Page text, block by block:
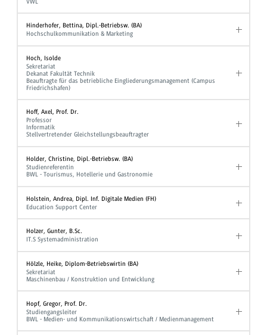
Hinderhofer, Bettina, Dipl.-Betriebsw. (BA)
Hochschulkommunikation & Marketing
Hoch, Isolde
Sekretariat
Dekanat Fakultät Technik
Beauftragte für das betriebliche Eingliederungsmanagement (Campus
Friedrichshafen)
Hoff, Axel, Prof. Dr.
Professor
Informatik
Stellvertretender Gleichstellungsbeauftragter
Holder, Christine, Dipl.-Betriebsw. (BA)
Studienreferentin
BWL - Tourismus, Hotellerie und Gastronomie
Holstein, Andrea, Dipl. Inf. Digitale Medien (FH)
Education Support Center
Holzer, Gunter, B.Sc.
IT.S Systemadministration
Hölzle, Heike, Diplom-Betriebswirtin (BA)
Sekretariat
Maschinenbau / Konstruktion und Entwicklung
Hopf, Gregor, Prof. Dr.
Studiengangsleiter
BWL - Medien- und Kommunikationswirtschaft / Medienmanagement